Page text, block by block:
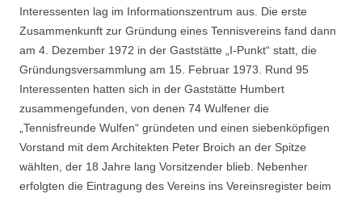
Interessenten lag im Informationszentrum aus. Die erste
Zusammenkunft zur Gründung eines Tennisvereins fand dann
am 4. Dezember 1972 in der Gaststätte „I-Punkt“ statt, die
Gründungsversammlung am 15. Februar 1973. Rund 95
Interessenten hatten sich in der Gaststätte Humbert
zusammengefunden, von denen 74 Wulfener die
„Tennisfreunde Wulfen“ gründeten und einen siebenköpfigen
Vorstand mit dem Architekten Peter Broich an der Spitze
wählten, der 18 Jahre lang Vorsitzender blieb. Nebenher
erfolgten die Eintragung des Vereins ins Vereinsregister beim